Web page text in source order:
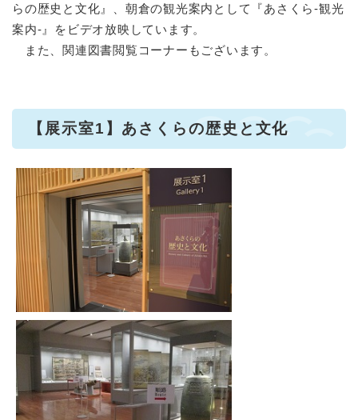
らの歴史と文化』、朝倉の観光案内として『あさくら‐観光
案内‐』をビデオ放映しています。
また、関連図書閲覧コーナーもございます。
【展示室1】あさくらの歴史と文化